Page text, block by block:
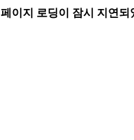
페이지 로딩이 잠시 지연